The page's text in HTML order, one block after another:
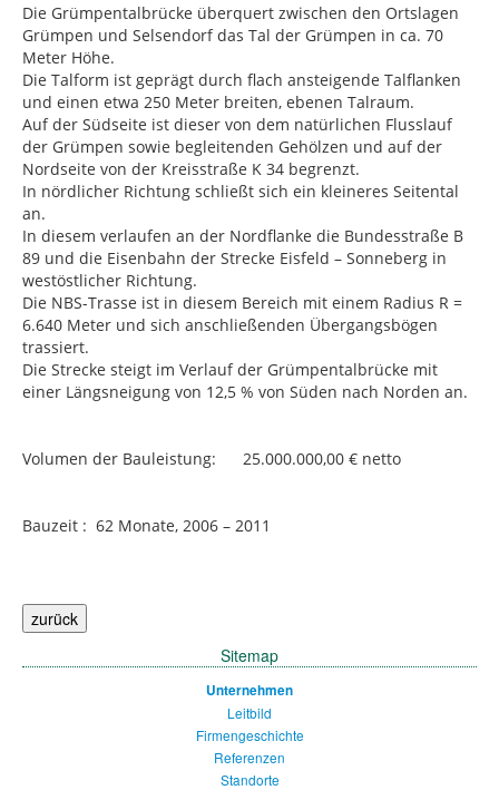
Die Grümpentalbrücke überquert zwischen den Ortslagen
Grümpen und Selsendorf das Tal der Grümpen in ca. 70
Meter Höhe.
Die Talform ist geprägt durch flach ansteigende Talflanken
und einen etwa 250 Meter breiten, ebenen Talraum.
Auf der Südseite ist dieser von dem natürlichen Flusslauf
der Grümpen sowie begleitenden Gehölzen und auf der
Nordseite von der Kreisstraße K 34 begrenzt.
In nördlicher Richtung schließt sich ein kleineres Seitental
an.
In diesem verlaufen an der Nordflanke die Bundesstraße B
89 und die Eisenbahn der Strecke Eisfeld – Sonneberg in
westöstlicher Richtung.
Die NBS-Trasse ist in diesem Bereich mit einem Radius R =
6.640 Meter und sich anschließenden Übergangsbögen
trassiert.
Die Strecke steigt im Verlauf der Grümpentalbrücke mit
einer Längsneigung von 12,5 % von Süden nach Norden an.
Volumen der Bauleistung: 25.000.000,00 € netto
Bauzeit : 62 Monate, 2006 – 2011
Sitemap
Unternehmen
Leitbild
Firmengeschichte
Referenzen
Standorte